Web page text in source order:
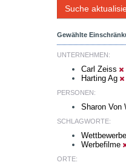
Gewählte
UNTERNEHMEN:
Carl Zeiss
Harting Ag
PERSONEN:
Sharon Von
SCHLAGWORTE:
Werbefilme
ORTE: